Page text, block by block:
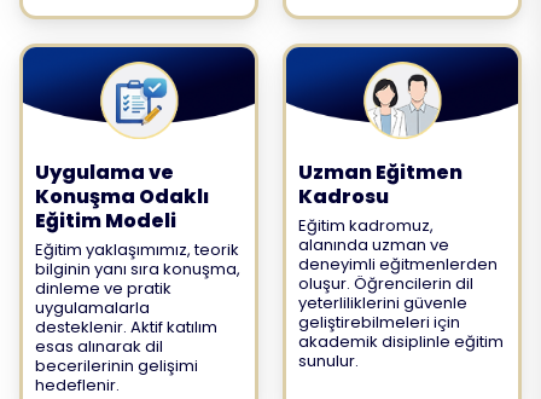
Uygulama ve
Konuşma Odaklı
Eğitim Modeli
Eğitim yaklaşımımız, teorik
bilginin yanı sıra konuşma,
dinleme ve pratik
uygulamalarla
desteklenir. Aktif katılım
esas alınarak dil
becerilerinin gelişimi
hedeflenir.
Uzman Eğitmen
Kadrosu
Eğitim kadromuz,
alanında uzman ve
deneyimli eğitmenlerden
oluşur. Öğrencilerin dil
yeterliliklerini güvenle
geliştirebilmeleri için
akademik disiplinle eğitim
sunulur.